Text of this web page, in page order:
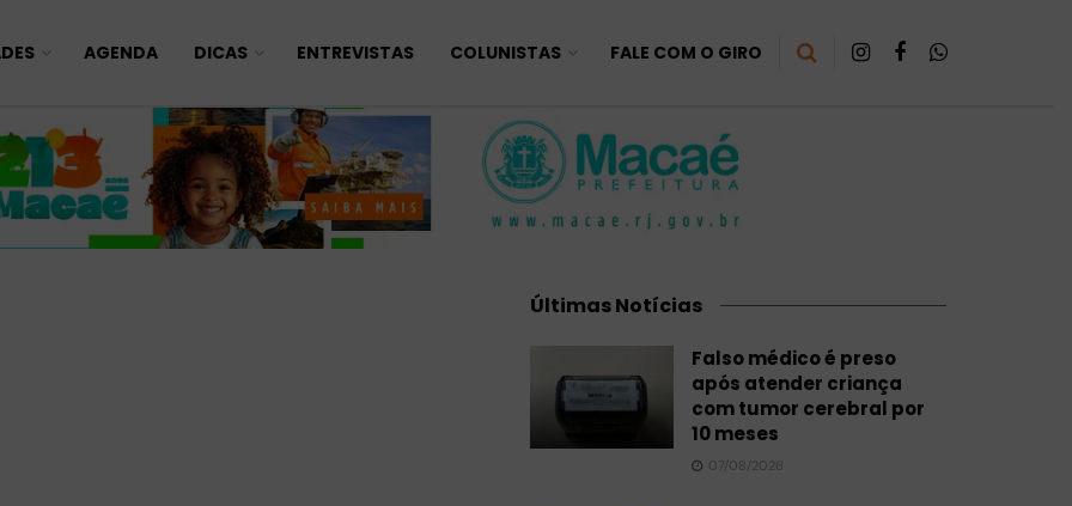
AGENDA DICAS ENTREVISTAS COLUNISTAS FALE COM O GIRO
Últimas Notícias
Falso médico é preso
após atender criança
com tumor cerebral por
10 meses
07/08/2026